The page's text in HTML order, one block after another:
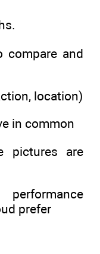
compare and
location)
in common
pictures are
prefer